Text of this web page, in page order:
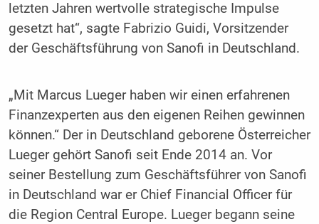
letzten Jahren wertvolle strategische Impulse
gesetzt hat“, sagte Fabrizio Guidi, Vorsitzender
der Geschäftsführung von Sanofi in Deutschland.
„Mit Marcus Lueger haben wir einen erfahrenen
Finanzexperten aus den eigenen Reihen gewinnen
können.“ Der in Deutschland geborene Österreicher
Lueger gehört Sanofi seit Ende 2014 an. Vor
seiner Bestellung zum Geschäftsführer von Sanofi
in Deutschland war er Chief Financial Officer für
die Region Central Europe. Lueger begann seine